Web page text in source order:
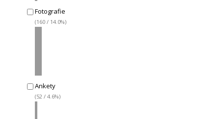
Fotografie
(160 / 14.0%)
Ankety
(52 / 4.6%)